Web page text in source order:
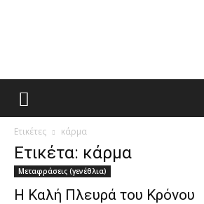
Ετικέτες κάρμα
Ετικέτα: κάρμα
Μεταφράσεις (γενέθλια)
Η Καλή Πλευρά του Κρόνου